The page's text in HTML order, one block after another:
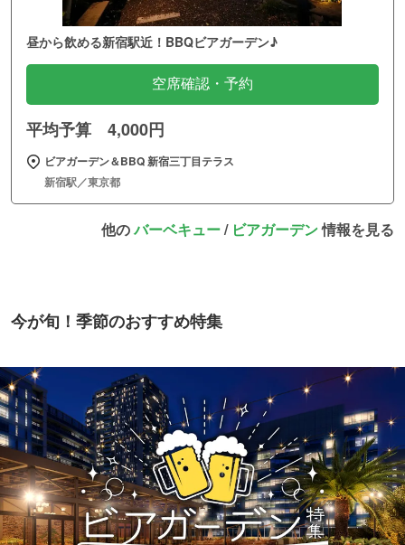
昼から飲める新宿駅近！BBQビアガーデン♪
空席確認・予約
平均予算 4,000円
ビアガーデン＆BBQ 新宿三丁目テラス
新宿駅／東京都
他のバーベキュー/ ビアガーデン情報を見る
今が旬！季節のおすすめ特集